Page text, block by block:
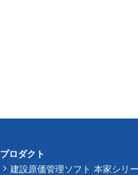
プロダクト
建設原価管理ソフト 本家シリ